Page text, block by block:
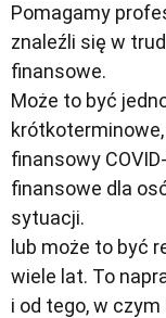
Pomagamy
znaleźli się w
finansowe.
Może to być
finansowy
finansowe dla
sytuacji.
lub może to być
wiele lat. To
i od tego, w